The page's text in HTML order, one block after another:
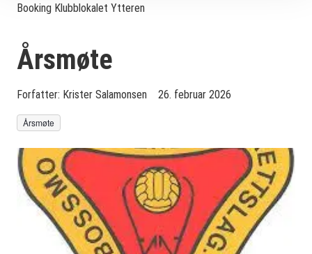
Booking Klubblokalet Ytteren
Årsmøte
Forfatter: Krister Salamonsen 26. februar 2026
Årsmøte